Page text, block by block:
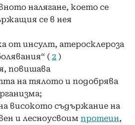
налягане, което се
се в нея
от инсулт, атеросклероза
( 2 )
повишава
на тялото и подобрява
високото съдържание на
и лесноусвоим протеин,